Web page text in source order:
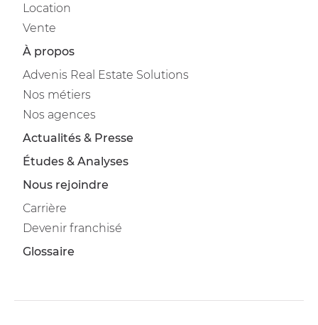
Location
Vente
À propos
Advenis Real Estate Solutions
Nos métiers
Nos agences
Actualités & Presse
Études & Analyses
Nous rejoindre
Carrière
Devenir franchisé
Glossaire